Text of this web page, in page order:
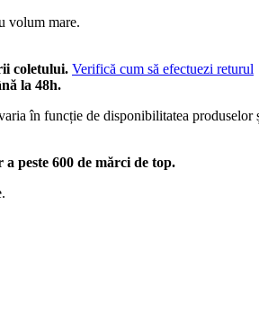
volum mare.
coletului. Verifică cum să efectuezi returul
la 48h.
în funcție de disponibilitatea produselor
peste 600 de mărci de top.